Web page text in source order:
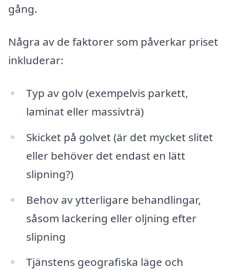
gång.
Några av de faktorer som påverkar priset
inkluderar:
Typ av golv (exempelvis parkett,
laminat eller massivträ)
Skicket på golvet (är det mycket slitet
eller behöver det endast en lätt
slipning?)
Behov av ytterligare behandlingar,
såsom lackering eller oljning efter
slipning
Tjänstens geografiska läge och